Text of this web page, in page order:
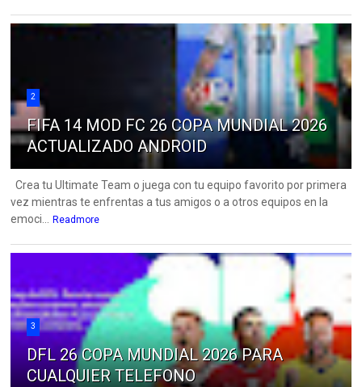
2
FIFA 14 MOD FC 26 COPA MUNDIAL 2026
ACTUALIZADO ANDROID
Crea tu Ultimate Team o juega con tu equipo favorito por primera
vez mientras te enfrentas a tus amigos o a otros equipos en la
emoci... Readmore
3
DFL 26 COPA MUNDIAL 2026 PARA
CUALQUIER TELEFONO